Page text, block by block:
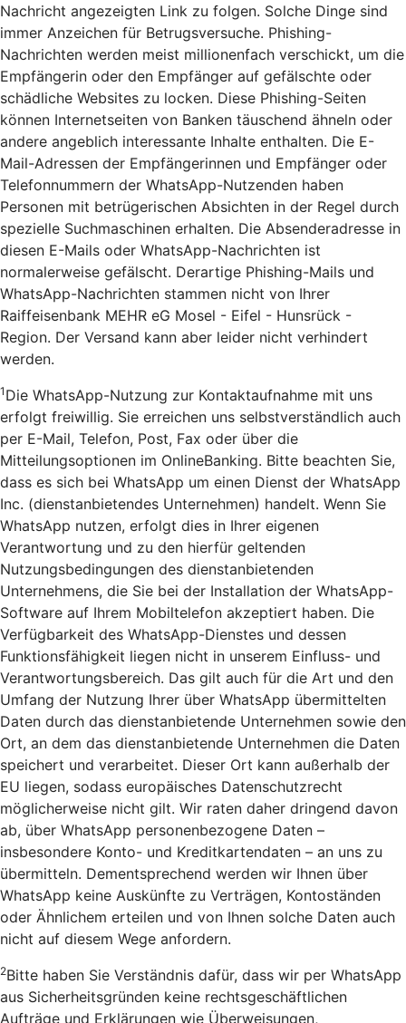
Nachricht angezeigten Link zu folgen. Solche Dinge sind
immer Anzeichen für Betrugsversuche. Phishing-
Nachrichten werden meist millionenfach verschickt, um die
Empfängerin oder den Empfänger auf gefälschte oder
schädliche Websites zu locken. Diese Phishing-Seiten
können Internetseiten von Banken täuschend ähneln oder
andere angeblich interessante Inhalte enthalten. Die E-
Mail-Adressen der Empfängerinnen und Empfänger oder
Telefonnummern der WhatsApp-Nutzenden haben
Personen mit betrügerischen Absichten in der Regel durch
spezielle Suchmaschinen erhalten. Die Absenderadresse in
diesen E-Mails oder WhatsApp-Nachrichten ist
normalerweise gefälscht. Derartige Phishing-Mails und
WhatsApp-Nachrichten stammen nicht von Ihrer
Raiffeisenbank MEHR eG Mosel - Eifel - Hunsrück -
Region. Der Versand kann aber leider nicht verhindert
werden.
1 Die WhatsApp-Nutzung zur Kontaktaufnahme mit uns
erfolgt freiwillig. Sie erreichen uns selbstverständlich auch
per E-Mail, Telefon, Post, Fax oder über die
Mitteilungsoptionen im OnlineBanking. Bitte beachten Sie,
dass es sich bei WhatsApp um einen Dienst der WhatsApp
Inc. (dienstanbietendes Unternehmen) handelt. Wenn Sie
WhatsApp nutzen, erfolgt dies in Ihrer eigenen
Verantwortung und zu den hierfür geltenden
Nutzungsbedingungen des dienstanbietenden
Unternehmens, die Sie bei der Installation der WhatsApp-
Software auf Ihrem Mobiltelefon akzeptiert haben. Die
Verfügbarkeit des WhatsApp-Dienstes und dessen
Funktionsfähigkeit liegen nicht in unserem Einfluss- und
Verantwortungsbereich. Das gilt auch für die Art und den
Umfang der Nutzung Ihrer über WhatsApp übermittelten
Daten durch das dienstanbietende Unternehmen sowie den
Ort, an dem das dienstanbietende Unternehmen die Daten
speichert und verarbeitet. Dieser Ort kann außerhalb der
EU liegen, sodass europäisches Datenschutzrecht
möglicherweise nicht gilt. Wir raten daher dringend davon
ab, über WhatsApp personenbezogene Daten –
insbesondere Konto- und Kreditkartendaten – an uns zu
übermitteln. Dementsprechend werden wir Ihnen über
WhatsApp keine Auskünfte zu Verträgen, Kontoständen
oder Ähnlichem erteilen und von Ihnen solche Daten auch
nicht auf diesem Wege anfordern.
2Bitte haben Sie Verständnis dafür, dass wir per WhatsApp
aus Sicherheitsgründen keine rechtsgeschäftlichen
Aufträge und Erklärungen wie Überweisungen,